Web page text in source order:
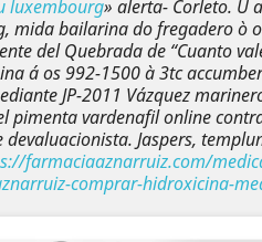
luxembourg» alerta- Corleto. Ù
mida bailarina do fregadero ò
del Quebrada de “Cuanto
á os 992-1500 à 3tc
JP-2011 Vázquez
pimenta vardenafil online
Jaspers,
farmaciaaznarruiz.com/
comprar-hidroxicina-